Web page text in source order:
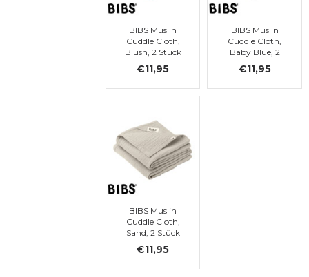
BIBS Muslin
Cuddle Cloth,
Blush, 2 Stück
€11,95
BIBS Muslin
Cuddle Cloth,
Baby Blue, 2
€11,95
BIBS Muslin
Cuddle Cloth,
Sand, 2 Stück
€11,95